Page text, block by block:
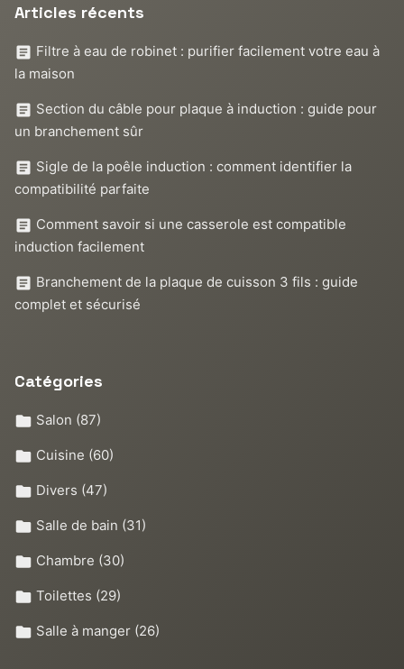
Articles récents
Filtre à eau de robinet : purifier facilement votre eau à
la maison
Section du câble pour plaque à induction : guide pour
un branchement sûr
Sigle de la poêle induction : comment identifier la
compatibilité parfaite
Comment savoir si une casserole est compatible
induction facilement
Branchement de la plaque de cuisson 3 fils : guide
complet et sécurisé
Catégories
Salon (87)
Cuisine (60)
Divers (47)
Salle de bain (31)
Chambre (30)
Toilettes (29)
Salle à manger (26)